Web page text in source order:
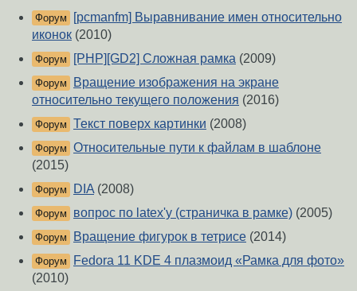
Форум
[pcmanfm] Выравнивание имен относительно
иконок (2010)
Форум [PHP][GD2] Сложная рамка (2009)
Форум
Вращение изображения на экране
относительно текущего положения (2016)
Форум Текст поверх картинки (2008)
Форум Относительные пути к файлам в шаблоне
(2015)
Форум DIA (2008)
Форум вопрос по latex'у (страничка в рамке) (2005)
Форум Вращение фигурок в тетрисе (2014)
Форум
Fedora 11 KDE 4 плазмоид «Рамка для фото»
(2010)